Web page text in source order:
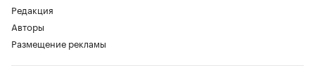
Редакция
Авторы
Размещение рекламы